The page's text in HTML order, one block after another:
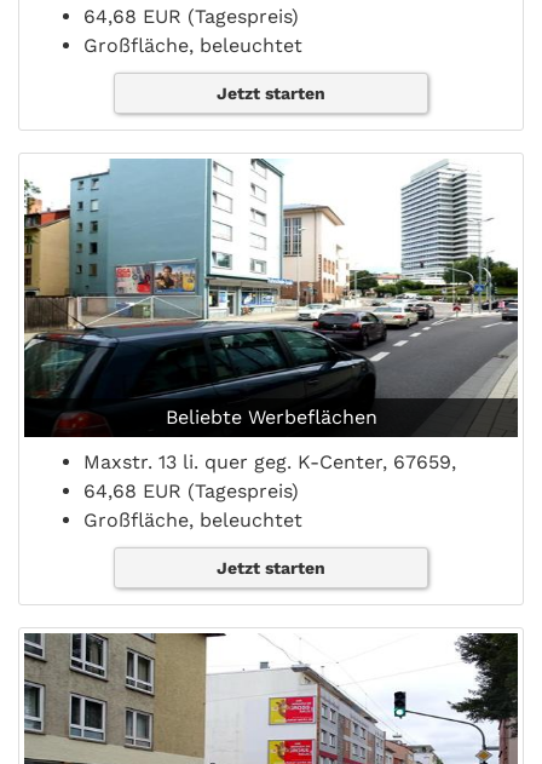
64,68 EUR (Tagespreis)
Großfläche, beleuchtet
Jetzt starten
Beliebte Werbeflächen
Maxstr. 13 li. quer geg. K-Center, 67659,
64,68 EUR (Tagespreis)
Großfläche, beleuchtet
Jetzt starten